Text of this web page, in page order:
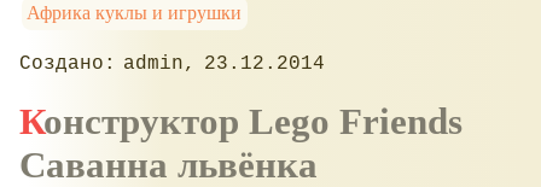
Африка куклы и игрушки
admin 23.12.2014
Конструктор Lego Friends
Саванна львёнка